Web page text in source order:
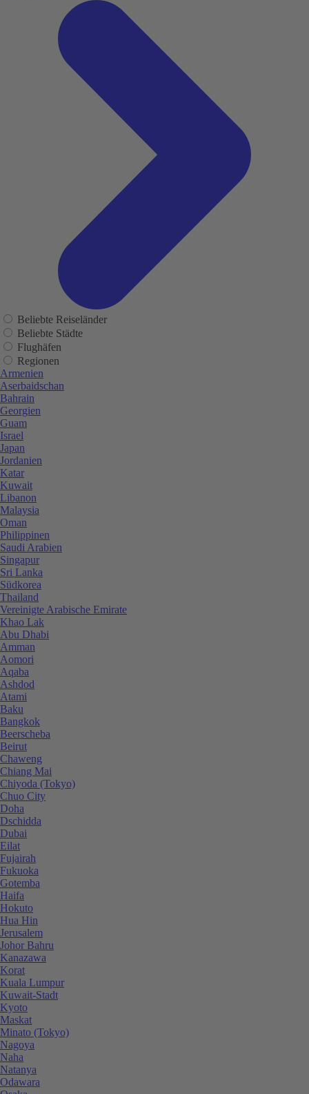
Beliebte Reiseländer
Beliebte Städte
Flughäfen
Regionen
Armenien
Aserbaidschan
Bahrain
Georgien
Guam
Israel
Japan
Jordanien
Katar
Kuwait
Libanon
Malaysia
Oman
Philippinen
Saudi Arabien
Singapur
Sri Lanka
Südkorea
Thailand
Vereinigte Arabische Emirate
Khao Lak
Abu Dhabi
Amman
Aomori
Aqaba
Ashdod
Atami
Baku
Bangkok
Beerscheba
Beirut
Chaweng
Chiang Mai
Chiyoda (Tokyo)
Chuo City
Doha
Dschidda
Dubai
Eilat
Fujairah
Fukuoka
Gotemba
Haifa
Hokuto
Hua Hin
Jerusalem
Johor Bahru
Kanazawa
Korat
Kuala Lumpur
Kuwait-Stadt
Kyoto
Maskat
Minato (Tokyo)
Nagoya
Naha
Natanya
Odawara